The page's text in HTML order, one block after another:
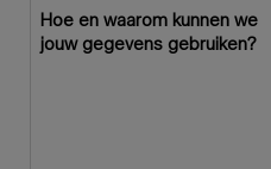
Hoe en waarom kunnen we
jouw gegevens gebruiken?